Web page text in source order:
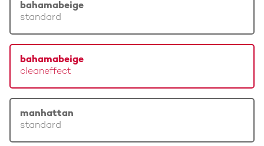
bahamabeige
standard
bahamabeige
cleaneffect
manhattan
standard